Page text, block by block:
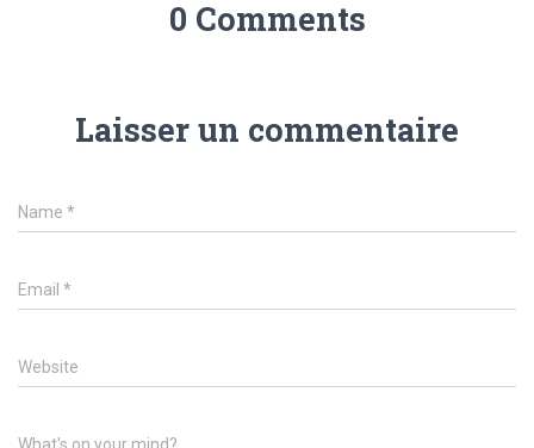
0 Comments
Laisser un commentaire
Name *
Email *
Website